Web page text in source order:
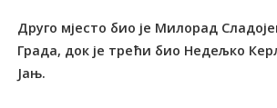
Друго мјесто био је Милорад
Града, док је трећи био Недељко
Јањ.